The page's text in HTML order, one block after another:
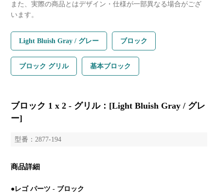
また、実際の商品とはデザイン・仕様が一部異なる場合がござ
います。
Light Bluish Gray / グレー ブロック
ブロック グリル 基本ブロック
ブロック 1 x 2 - グリル：[Light Bluish Gray / グレ
ー]
型番：2877-194
商品詳細
●レゴ パーツ - ブロック